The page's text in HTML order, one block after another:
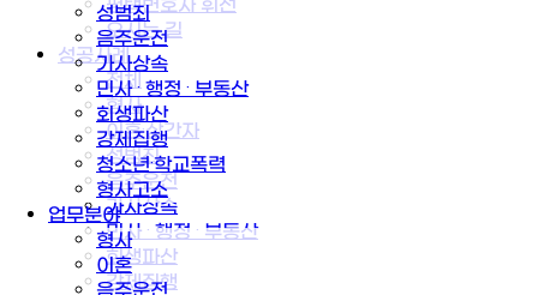
성범죄
음주운전
가사상속
민사 · 행정 · 부동산
회생파산
강제집행
청소년·학교폭력
형사고소
업무분야
형사
이혼
음주운전
오시는 길
성공사례
전체
형사
이혼·상간자
성범죄
음주운전
가사상속
민사 · 행정 · 부동산
회생파산
강제집행